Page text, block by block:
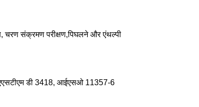
चरण संक्रमण परीक्षण,पिघलने और एंथल्पी
एएसटीएम डी 3418, आईएसओ 11357-6